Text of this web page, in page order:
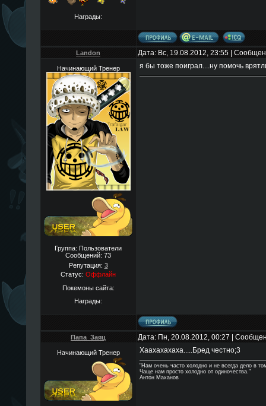
Награды:
Landon Дата: Вс, 19.08.2012, 23:55 |
Начинающий Тренер
Группа: Пользователи
Сообщений: 73
Репутация: 3
Статус: Оффлайн
Покемоны сайта:
Награды:
я бы тоже поиграл....ну помочь
Папа_Заяц Дата: Пн, 20.08.2012, 00:27 |
Начинающий Тренер Хаахахахаха.....Бред честно;3
"Нам очень часто холодно и не всегда дело в
Чаще нам просто холодно от одиночества."
Антон Маханов